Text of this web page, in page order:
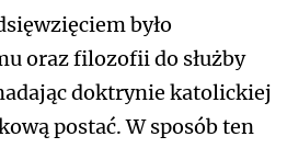
było
oraz filozofii do służby
doktrynie katolickiej
postać. W sposób ten